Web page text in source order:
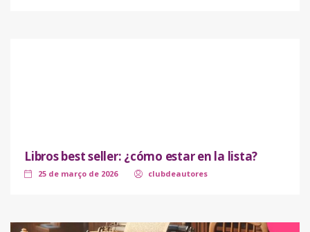
Libros best seller: ¿cómo estar en la lista?
25 de março de 2026 clubdeautores